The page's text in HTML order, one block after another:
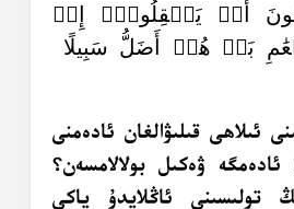
أَوۡ يَعۡقِلُونَۚ إِنۡ
بَلۡ هُمۡ أَضَلُّ سَبِيلًا
ئىلاھى قىلىۋالغان ئادەمنى
ۋەكىل بولالامسەن؟
تولىسىنى ئاڭلايدۇ ياكى